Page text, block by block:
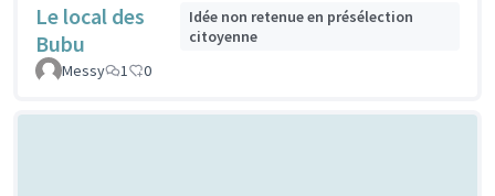
Le local des
Bubu
Idée non retenue en présélection
citoyenne
Messy
1 0